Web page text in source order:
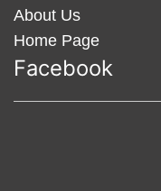
About Us
Home Page
Facebook